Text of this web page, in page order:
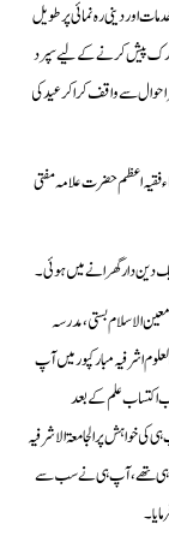
اور دینی رہ نمائی پر طویل
پیش کرنے کے لیے سپرد
سے واقف کراکر عید کی
فقیہ اعظم حضرت علامہ مفتی
الاسلام بستی،مدرسہ
اشرفیہ مبارکپور میں آپ
اکتساب علم کے بعد
کی خواہش پر الجامعۃ الاشرفیہ
آپ ہی تھے،آپ ہی نے سب سے